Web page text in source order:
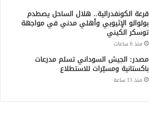
قرعة الكونفدرالية.. هلال الساحل يصطدم
بولوالو الإثيوبي وأهلي مدني في مواجهة
توسكر الكيني
منذ 6 ساعات
مصدر: الجيش السوداني تسلم مدرعات
باكستانية ومسيّرات للاستطلاع
منذ 11 ساعة